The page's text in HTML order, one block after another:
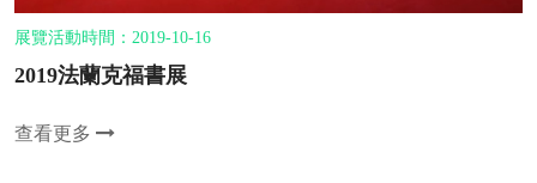
展覽活動時間：2019-10-16
2019法蘭克福書展
查看更多